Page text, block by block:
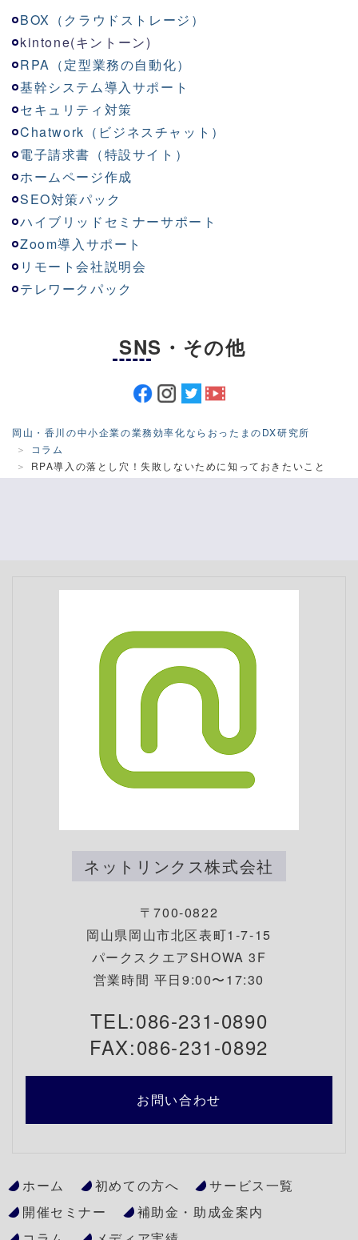
BOX（クラウドストレージ）
kintone(キントーン)
RPA（定型業務の自動化）
基幹システム導入サポート
セキュリティ対策
Chatwork（ビジネスチャット）
電子請求書（特設サイト）
ホームページ作成
SEO対策パック
ハイブリッドセミナーサポート
Zoom導入サポート
リモート会社説明会
テレワークパック
SNS・その他
岡山・香川の中小企業の業務効率化ならおったまのDX研究所
コラム
RPA導入の落とし穴！失敗しないために知っておきたいこと
ネットリンクス株式会社
〒700-0822
岡山県岡山市北区表町1-7-15
パークスクエアSHOWA 3F
営業時間 平日9:00〜17:30
TEL:086-231-0890
FAX:086-231-0892
お問い合わせ
ホーム 初めての方へ
サービス一覧
開催セミナー
補助金・助成金案内